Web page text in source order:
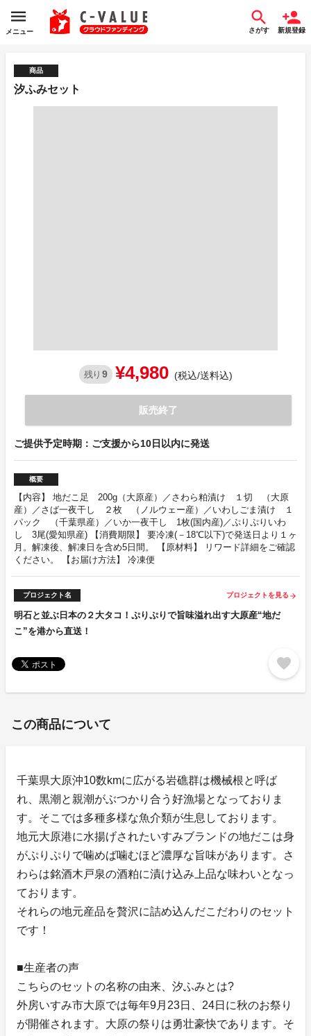
メニュー さがす 新規登録
商品
汐ふみセット
残り 9 ¥4,980 (税込/送料込)
販売終了
ご提供予定時期：ご支援から10日以内に発送
概要
【内容】 地だこ足 200g（大原産）／さわら粕漬け １切 （大原
産）／さば一夜干し ２枚 （ノルウェー産）／いわしごま漬け １
パック （千葉県産）／いか一夜干し 1枚(国内産)／ぷりぷりいわ
し 3尾(愛知県産) 【消費期限】 要冷凍(－18℃以下)で発送日より１ヶ
月。解凍後、解凍日を含め5日間。 【原材料】 リワード詳細をご確認
ください。 【お届け方法】 冷凍便
プロジェクト名 プロジェクトを見る arrow_forward
明石と並ぶ日本の２大タコ！ぷりぷりで旨味溢れ出す大原産“地だ
こ”を港から直送！
favorite
この商品について
千葉県大原沖10数kmに広がる岩礁群は機械根と呼ば
れ、黒潮と親潮がぶつかり合う好漁場となっておりま
す。そこでは多種多様な魚介類が生息しております。
地元大原港に水揚げされたいすみブランドの地だこは身
がぷりぷりで噛めば噛むほど濃厚な旨味があります。さ
わらは銘酒木戸泉の酒粕に漬け込み上品な味わいとなっ
ております。
それらの地元産品を贅沢に詰め込んだこだわりのセット
です！
■生産者の声
こちらのセットの名称の由来、汐ふみとは?
外房いすみ市大原では毎年9月23日、24日に秋のお祭り
が開催されます。大原の祭りは勇壮豪快であります。そ